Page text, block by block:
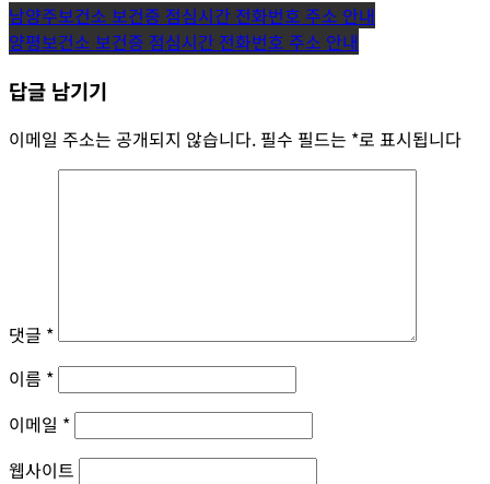
글
탐
색
남양주보건소 보건증 점심시간 전화번호 주소 안내
양평보건소 보건증 점심시간 전화번호 주소 안내
답글 남기기
이메일 주소는 공개되지 않습니다. 필수 필드는 *로 표시됩니다
댓글 *
이름 *
이메일 *
웹사이트